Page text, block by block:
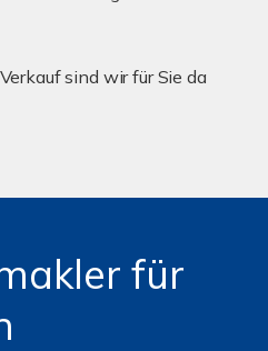
sind wir für Sie da
für